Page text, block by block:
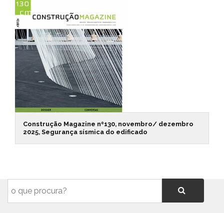
Construção Magazine nº130, novembro/ dezembro
2025, Segurança sísmica do edificado